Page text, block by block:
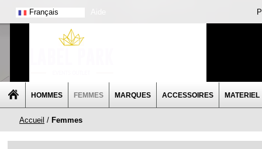
Français
HOMMES FEMMES MARQUES ACCESSOIRES MATERIEL
Accueil / Femmes